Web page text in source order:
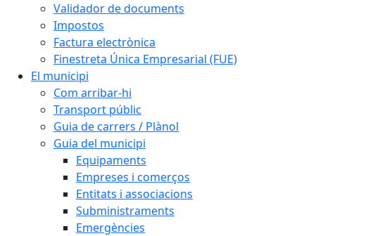
Validador de documents
Impostos
Factura electrònica
Finestreta Única Empresarial (FUE)
El municipi
Com arribar-hi
Transport públic
Guia de carrers / Plànol
Guia del municipi
Equipaments
Empreses i comerços
Entitats i associacions
Subministraments
Emergències